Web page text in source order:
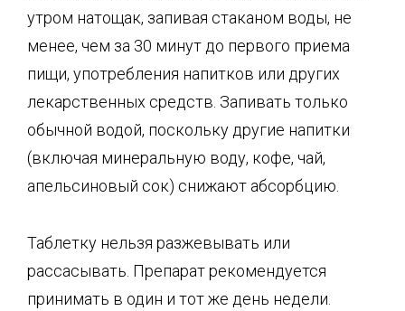
утром натощак, запивая стаканом воды, не
менее, чем за 30 минут до первого приема
пищи, употребления напитков или других
лекарственных средств. Запивать только
обычной водой, поскольку другие напитки
(включая минеральную воду, кофе, чай,
апельсиновый сок) снижают абсорбцию.
Таблетку нельзя разжевывать или
рассасывать. Препарат рекомендуется
принимать в один и тот же день недели.